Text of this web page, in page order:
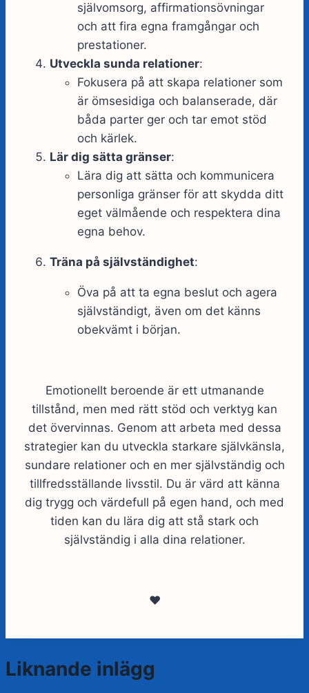
självomsorg, affirmationsövningar
och att fira egna framgångar och
prestationer.
Utveckla sunda relationer:
Fokusera på att skapa relationer som
är ömsesidiga och balanserade, där
båda parter ger och tar emot stöd
och kärlek.
Lär dig sätta gränser:
Lära dig att sätta och kommunicera
personliga gränser för att skydda ditt
eget välmående och respektera dina
egna behov.
Träna på självständighet:
Öva på att ta egna beslut och agera
självständigt, även om det känns
obekvämt i början.
Emotionellt beroende är ett utmanande
tillstånd, men med rätt stöd och verktyg kan
det övervinnas. Genom att arbeta med dessa
strategier kan du utveckla starkare självkänsla,
sundare relationer och en mer självständig och
tillfredsställande livsstil. Du är värd att känna
dig trygg och värdefull på egen hand, och med
tiden kan du lära dig att stå stark och
självständig i alla dina relationer.
❤️
Liknande inlägg